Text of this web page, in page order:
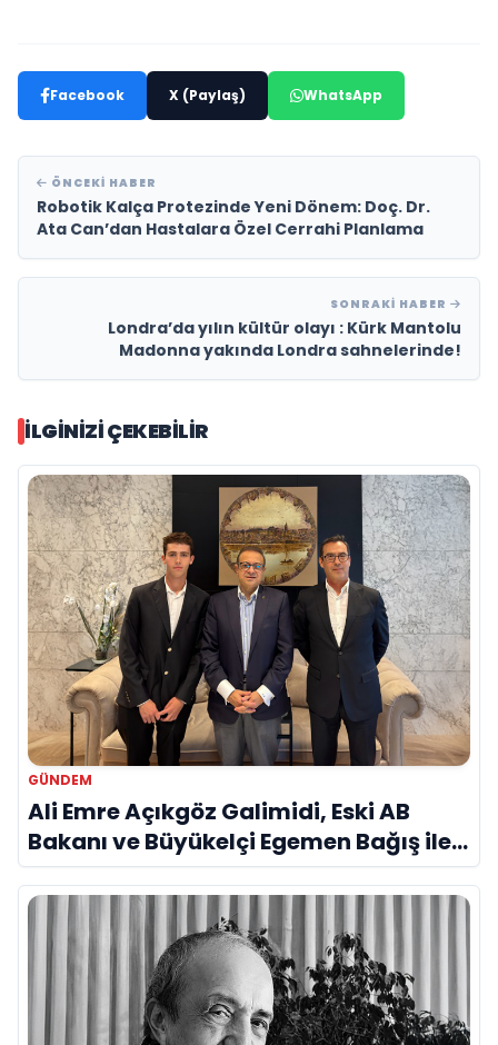
Facebook X (Paylaş) WhatsApp
ÖNCEKI HABER
Robotik Kalça Protezinde Yeni Dönem: Doç. Dr.
Ata Can’dan Hastalara Özel Cerrahi Planlama
SONRAKI HABER
Londra’da yılın kültür olayı : Kürk Mantolu
Madonna yakında Londra sahnelerinde!
İLGINIZI ÇEKEBILIR
GÜNDEM
Ali Emre Açıkgöz Galimidi, Eski AB
Bakanı ve Büyükelçi Egemen Bağış ile
Bir Araya Geldi